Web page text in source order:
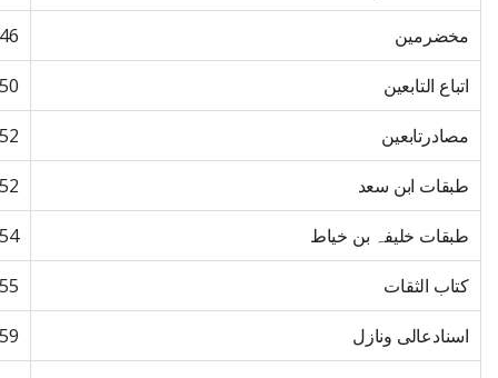
مخضرمین 46
اتباع التابعین 50
مصادرتابعین 52
طبقات ابن سعد 52
طبقات خلیفہ بن خیاط 54
کتاب الثقات 55
اسنادعالی ونازل 59